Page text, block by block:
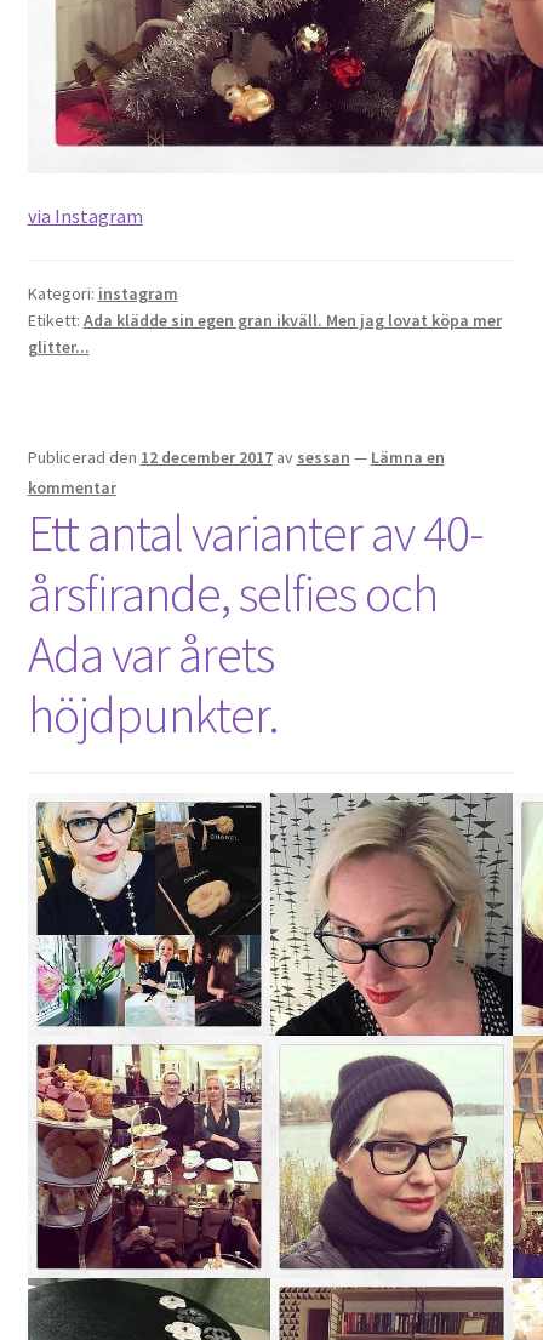
via Instagram
Kategori: instagram
Etikett: Ada klädde sin egen gran ikväll. Men jag lovat köpa mer
glitter...
Publicerad den 12 december 2017 av sessan — Lämna en
kommentar
Ett antal varianter av 40-
årsfirande, selfies och
Ada var årets
höjdpunkter.